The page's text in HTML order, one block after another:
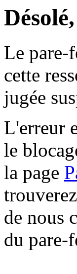
Le pare-
cette
jugée
L'erreur
le
la page
de nous
du pare-